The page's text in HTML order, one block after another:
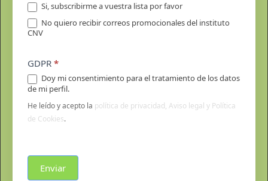
Si, subscribirme a vuestra lista por favor
No quiero recibir correos promocionales del instituto
CNV
GDPR *
Doy mi consentimiento para el tratamiento de los datos
de mi perfil.
He leído y acepto la política de privacidad, Aviso legal y Política
de Cookies.
Enviar